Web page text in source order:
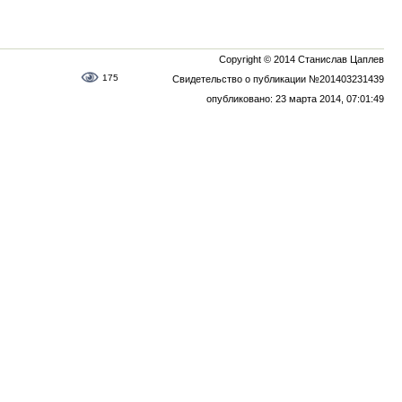
Copyright © 2014 Станислав Цаплев
Свидетельство о публикации №201403231439
опубликовано: 23 марта 2014, 07:01:49
175